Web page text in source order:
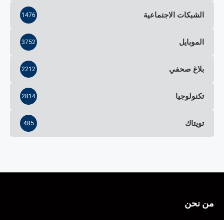
الشبكات الاجتماعية 1476
الموبايل 3752
بلاغ صحفي 2212
تكنولوجيا 2814
تويتاك 485
من نحن